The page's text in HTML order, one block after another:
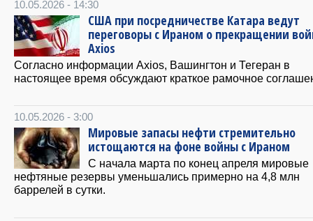
10.05.2026 - 14:30
США при посредничестве Катара ведут
переговоры с Ираном о прекращении
Axios
Согласно информации Axios, Вашингтон и Тегеран в
настоящее время обсуждают краткое рамочное
10.05.2026 - 3:00
Мировые запасы нефти стремительно
истощаются на фоне войны с Ираном
С начала марта по конец апреля мировые
нефтяные резервы уменьшались примерно на 4,8 млн
баррелей в сутки.